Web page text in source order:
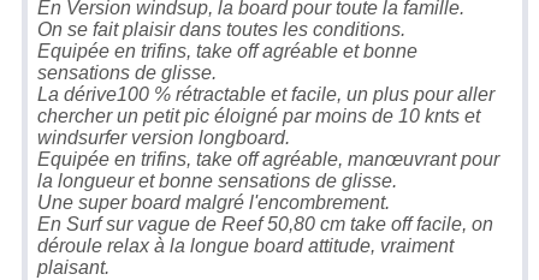
En Version windsup, la board pour toute la famille.
On se fait plaisir dans toutes les conditions.
Equipée en trifins, take off agréable et bonne
sensations de glisse.
La dérive100 % rétractable et facile, un plus pour aller
chercher un petit pic éloigné par moins de 10 knts et
windsurfer version longboard.
Equipée en trifins, take off agréable, manœuvrant pour
la longueur et bonne sensations de glisse.
Une super board malgré l'encombrement.
En Surf sur vague de Reef 50,80 cm take off facile, on
déroule relax à la longue board attitude, vraiment
plaisant.